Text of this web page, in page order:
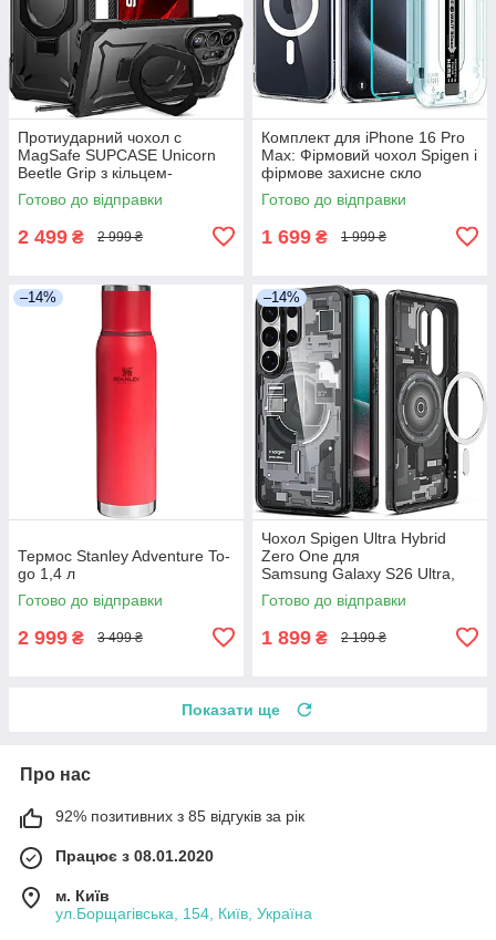
Протиударний чохол с
MagSafe SUPCASE Unicorn
Beetle Grip з кільцем-
підставкою для Samsung
Galaxy S26 Ultra, Black
Готово до відправки
2 499 ₴ 2 999 ₴
Комплект для iPhone 16 Pro
Max: Фірмовий чохол Spigen і
фірмове захисне скло
Spigen, ACS06861
Готово до відправки
1 699 ₴ 1 999 ₴
–14%
Термос Stanley Adventure To-
go 1,4 л
Готово до відправки
2 999 ₴ 3 499 ₴
–14%
Чохол Spigen Ultra Hybrid
Zero One для
Samsung Galaxy S26 Ultra,
ACS10961
Готово до відправки
1 899 ₴ 2 199 ₴
Показати ще
Про нас
92% позитивних з 85 відгуків за рік
Працює з 08.01.2020
м. Київ
ул.Борщагівська, 154, Київ, Україна